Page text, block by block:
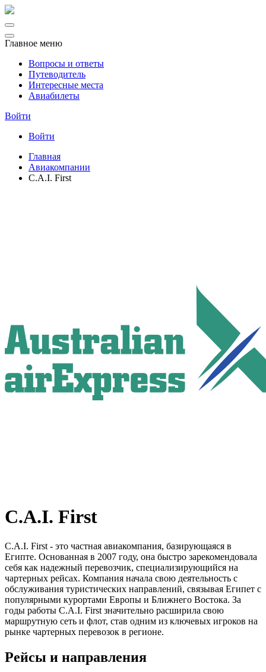
Главное меню
Вопросы и ответы
Путеводитель
Интересные места
Авиабилеты
Войти
Войти
Главная
Авиакомпании
C.A.I. First
C.A.I. First
C.A.I. First - это частная авиакомпания, базирующаяся в
Египте. Основанная в 2007 году, она быстро зарекомендовала
себя как надежный перевозчик, специализирующийся на
чартерных рейсах. Компания начала свою деятельность с
обслуживания туристических направлений, связывая Египет с
популярными курортами Европы и Ближнего Востока. За
годы работы C.A.I. First значительно расширила свою
маршрутную сеть и флот, став одним из ключевых игроков на
рынке чартерных перевозок в регионе.
Рейсы и направления